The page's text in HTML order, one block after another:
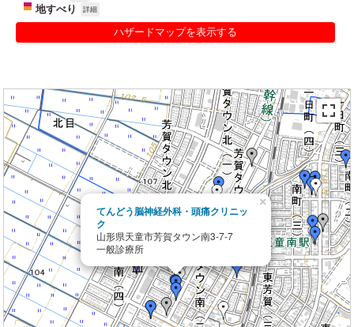
地すべり 詳細
ハザードマップを表示する
てんどう脳神経外科・頭痛クリニッ
ク
山形県天童市芳賀タウン南3-7-7
一般診療所
×